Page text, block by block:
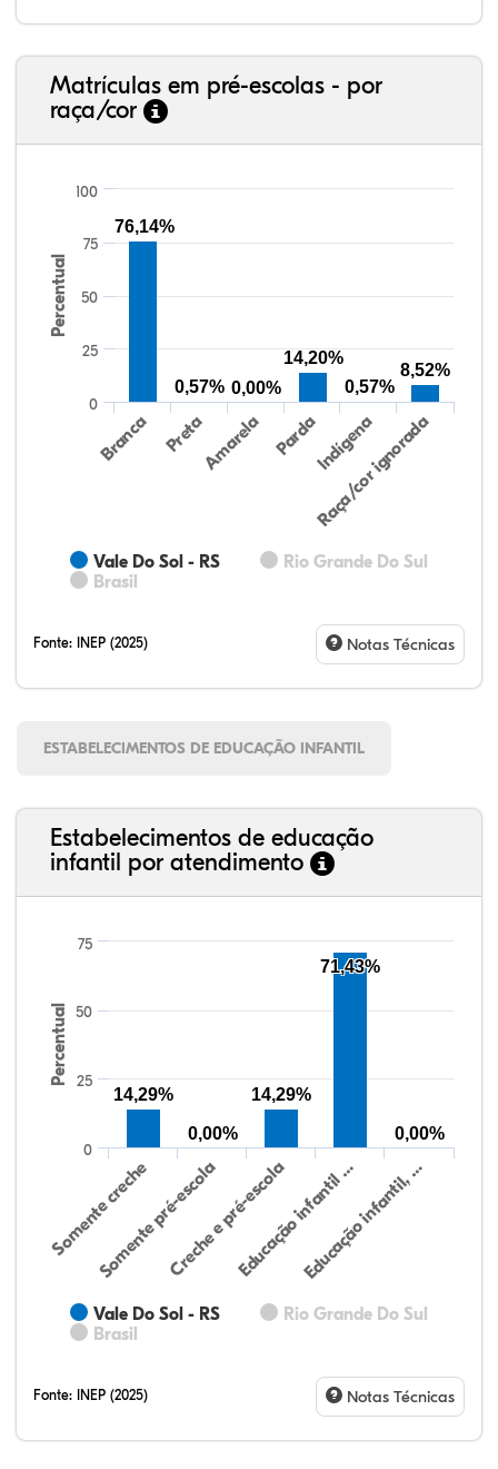
Matrículas em pré-escolas - por
raça/cor
Percentual
Vale Do Sol - RS
Rio Grande Do Sul
Brasil
Branca PretaAmarela PardaIndígena
Raça/cor ignorada
0
25
50
75
100
76,14%
0,57% 0,00%
14,20%
0,57%
8,52%
Fonte: INEP (2025) Notas Técnicas
ESTABELECIMENTOS DE EDUCAÇÃO INFANTIL
Estabelecimentos de educação
infantil por atendimento
Percentual
Vale Do Sol - RS
Rio Grande Do Sul
Brasil
Somente creche
Somente pré-escolaCreche e pré-escolaEducação infantil …Educação infantil, …
0
25
50
75
14,29%
0,00%
14,29%
71,43%
0,00%
Fonte: INEP (2025) Notas Técnicas